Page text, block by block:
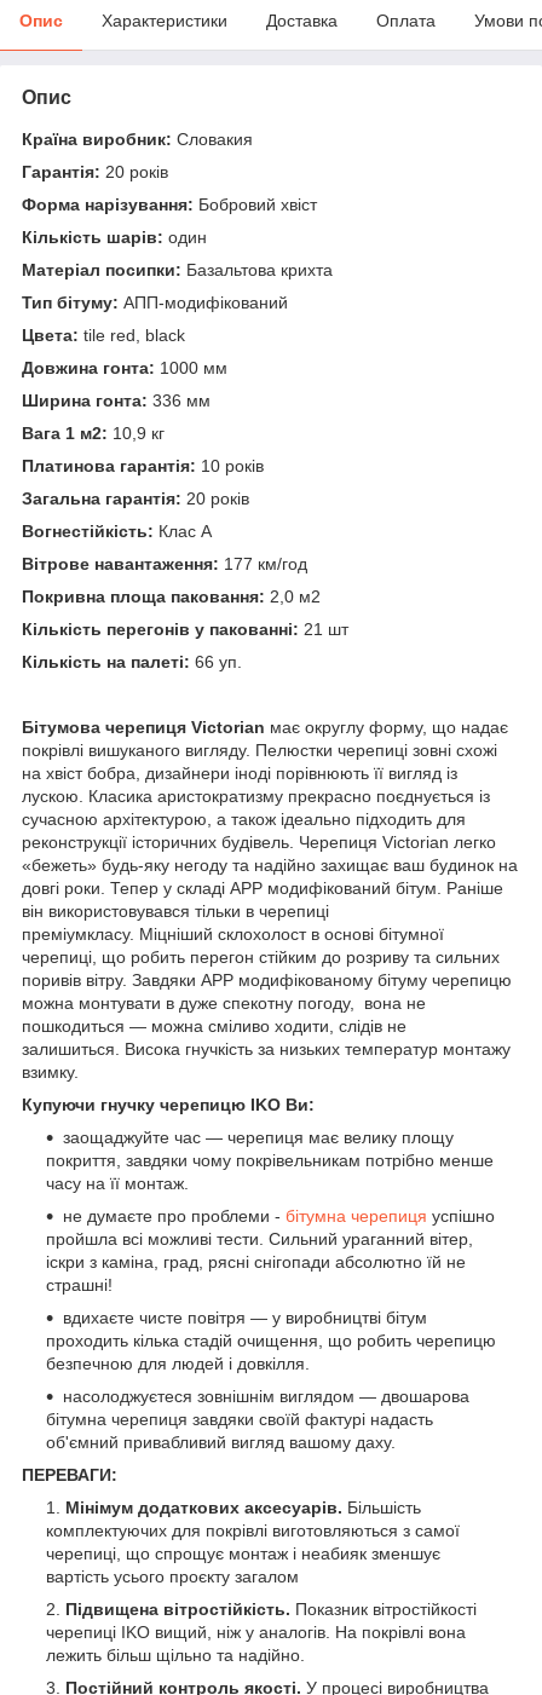
Опис Характеристики Доставка Оплата Умови
Опис
Країна виробник: Словакия
Гарантія: 20 років
Форма нарізування: Бобровий хвіст
Кількість шарів: один
Матеріал посипки: Базальтова крихта
Тип бітуму: АПП-модифікований
Цвета: tile red, black
Довжина гонта: 1000 мм
Ширина гонта: 336 мм
Вага 1 м2: 10,9 кг
Платинова гарантія: 10 років
Загальна гарантія: 20 років
Вогнестійкість: Клас А
Вітрове навантаження: 177 км/год
Покривна площа паковання: 2,0 м2
Кількість перегонів у пакованні: 21 шт
Кількість на палеті: 66 уп.
Бітумова черепиця Victorian має округлу форму, що надає
покрівлі вишуканого вигляду. Пелюстки черепиці зовні схожі
на хвіст бобра, дизайнери іноді порівнюють її вигляд із
лускою. Класика аристократизму прекрасно поєднується із
сучасною архітектурою, а також ідеально підходить для
реконструкції історичних будівель. Черепиця Victorian легко
«бежеть» будь-яку негоду та надійно захищає ваш будинок на
довгі роки. Тепер у складі APP модифікований бітум. Раніше
він використовувався тільки в черепиці
преміумкласу. Міцніший склохолост в основі бітумної
черепиці, що робить перегон стійким до розриву та сильних
поривів вітру. Завдяки APP модифікованому бітуму черепицю
можна монтувати в дуже спекотну погоду, вона не
пошкодиться — можна сміливо ходити, слідів не
залишиться. Висока гнучкість за низьких температур монтажу
взимку.
Купуючи гнучку черепицю IKO Ви:
заощаджуйте час — черепиця має велику площу
покриття, завдяки чому покрівельникам потрібно менше
часу на її монтаж.
не думаєте про проблеми - бітумна черепиця успішно
пройшла всі можливі тести. Сильний ураганний вітер,
іскри з каміна, град, рясні снігопади абсолютно їй не
страшні!
вдихаєте чисте повітря — у виробництві бітум
проходить кілька стадій очищення, що робить черепицю
безпечною для людей і довкілля.
насолоджуєтеся зовнішнім виглядом — двошарова
бітумна черепиця завдяки своїй фактурі надасть
об'ємний привабливий вигляд вашому даху.
ПЕРЕВАГИ:
Мінімум додаткових аксесуарів. Більшість
комплектуючих для покрівлі виготовляються з самої
черепиці, що спрощує монтаж і неабияк зменшує
вартість усього проєкту загалом
Підвищена вітростійкість. Показник вітростійкості
черепиці IKO вищий, ніж у аналогів. На покрівлі вона
лежить більш щільно та надійно.
Постійний контроль якості. У процесі виробництва